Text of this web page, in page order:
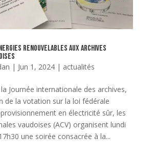
renouvelables aux Archives
| Jun 1, 2024| actualités
la Journée internationale des archives,
de la votation sur la loi fédérale
en électricité sûr, les
vaudoises (ACV) organisent lundi
une soirée consacrée à la...